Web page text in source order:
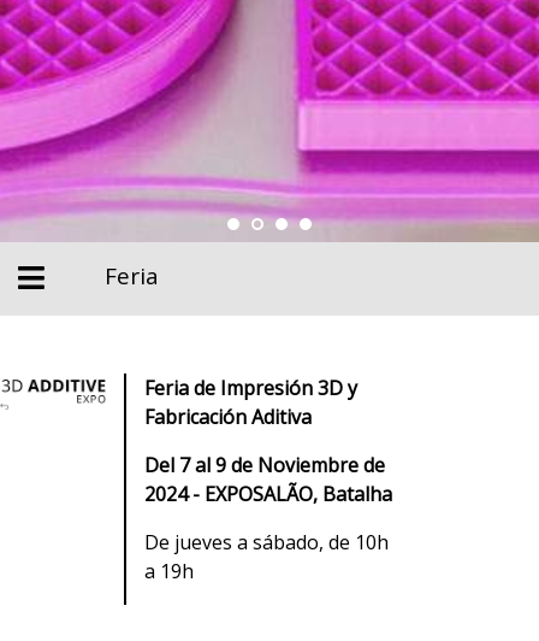
Feria
Feria de Impresión 3D y
Fabricación Aditiva
Del 7 al 9 de Noviembre de
2024 - EXPOSALÃO, Batalha
De jueves a sábado, de 10h
a 19h